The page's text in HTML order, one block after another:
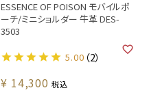
ESSENCE OF POISON モバイルポ
ーチ/ミニショルダー 牛革 DES-
3503
¥ 14,300 税込
5.00 （2）